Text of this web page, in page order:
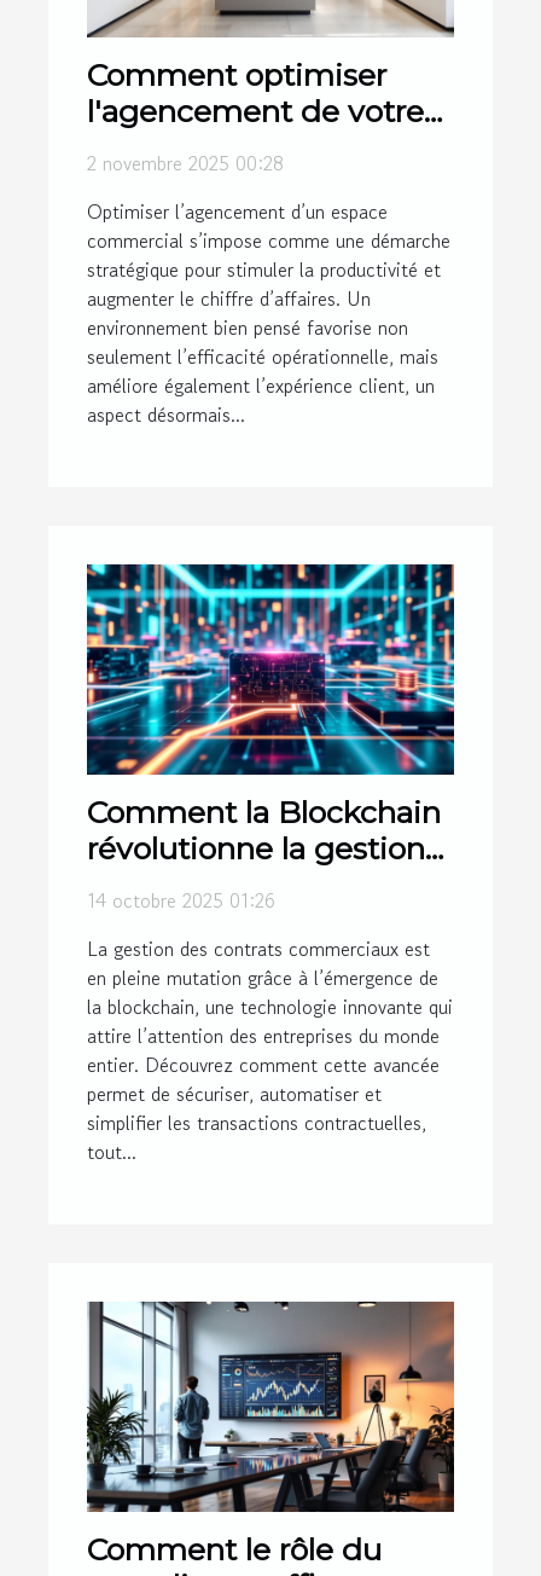
Comment optimiser
l'agencement de votre
espace commercial pour
2 novembre 2025 00:28
Optimiser l’agencement d’un espace
commercial s’impose comme une démarche
stratégique pour stimuler la productivité et
augmenter le chiffre d’affaires. Un
environnement bien pensé favorise non
seulement l’efficacité opérationnelle, mais
améliore également l’expérience client, un
aspect désormais...
Comment la Blockchain
révolutionne la gestion
des contrats
14 octobre 2025 01:26
La gestion des contrats commerciaux est
en pleine mutation grâce à l’émergence de
la blockchain, une technologie innovante qui
attire l’attention des entreprises du monde
entier. Découvrez comment cette avancée
permet de sécuriser, automatiser et
simplifier les transactions contractuelles,
tout...
Comment le rôle du